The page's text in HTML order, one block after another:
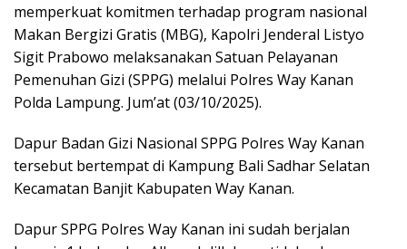
memperkuat komitmen terhadap program nasional
Makan Bergizi Gratis (MBG), Kapolri Jenderal Listyo
Sigit Prabowo melaksanakan Satuan Pelayanan
Pemenuhan Gizi (SPPG) melalui Polres Way Kanan
Polda Lampung. Jum’at (03/10/2025).
Dapur Badan Gizi Nasional SPPG Polres Way Kanan
tersebut bertempat di Kampung Bali Sadhar Selatan
Kecamatan Banjit Kabupaten Way Kanan.
Dapur SPPG Polres Way Kanan ini sudah berjalan